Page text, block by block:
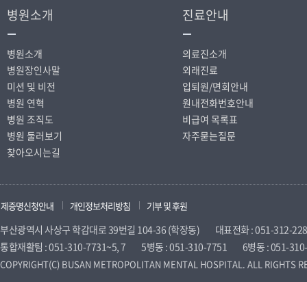
병원소개
병원소개
병원장인사말
미션 및 비전
병원 연혁
병원 조직도
병원 둘러보기
찾아오시는길
진료안내
의료진소개
외래진료
입퇴원/면회안내
원내전화번호안내
비급여 목록표
자주묻는질문
제증명신청안내 개인정보처리방침 기부 및 후원
부산광역시 사상구 학감대로 39번길 104-36 (학장동)
대표전화 : 051-312-
통합재활팀 : 051-310-7731~5, 7
5병동 : 051-310-7751 6병동 : 051-
COPYRIGHT(C) BUSAN METROPOLITAN MENTAL HOSPITAL. ALL RIGHTS